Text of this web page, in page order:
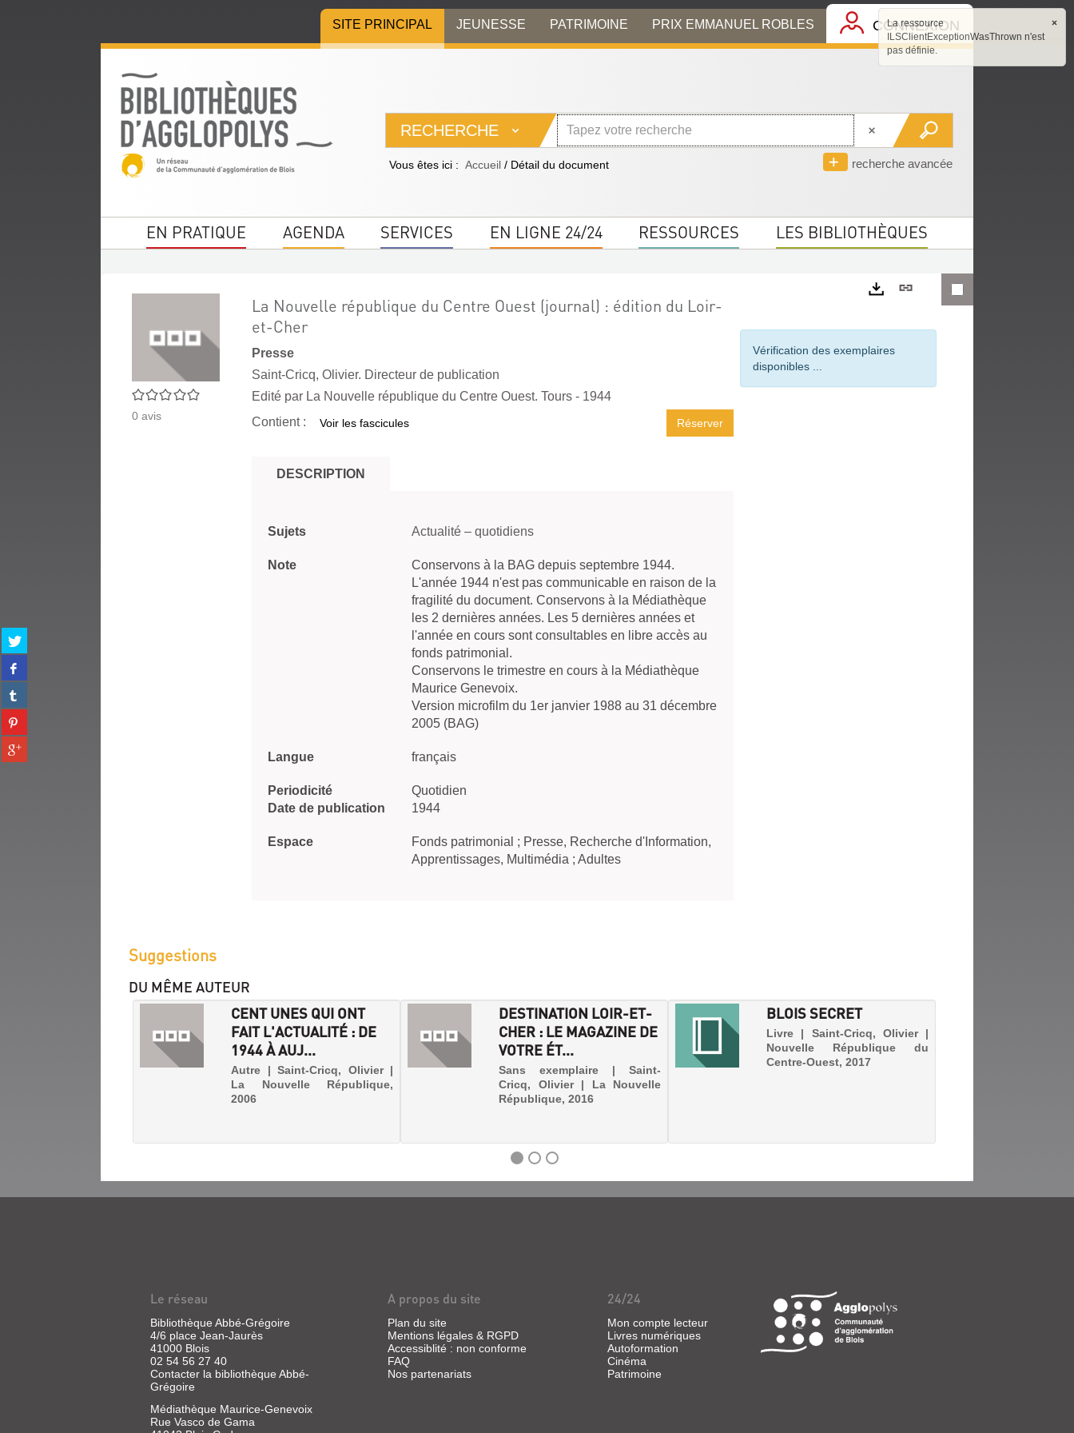
menu
contenu
la
SITE PRINCIPAL JEUNESSE PATRIMOINE PRIX EMMANUEL ROBLES CONNEXION
RECHERCHE
recherche avancée
Vous êtes ici : Accueil / Détail du document
EN PRATIQUE AGENDA SERVICES EN LIGNE 24/24 RESSOURCES LES BIBLIOTHÈQUES
Partager
sur
twitter
(Nouvelle
fenêtre)
Partager
sur
facebook
(Nouvelle
fenêtre)
Partager
sur
tumblr
(Nouvelle
fenêtre)
Partager
sur
pinterest
(Nouvelle
Partager
sur
0/5
0 avis
La Nouvelle république du Centre Ouest (journal) : édition du Loir-
et-Cher
Presse
Saint-Cricq, Olivier. Directeur de publication
Edité par La Nouvelle république du Centre Ouest. Tours - 1944
Réserver
Contient : Voir les fascicules
DESCRIPTION
Sujets Actualité – quotidiens
Note
Conservons à la BAG depuis septembre 1944.
L'année 1944 n'est pas communicable en raison de la
fragilité du document. Conservons à la Médiathèque
les 2 dernières années. Les 5 dernières années et
l'année en cours sont consultables en libre accès au
fonds patrimonial.
Conservons le trimestre en cours à la Médiathèque
Maurice Genevoix.
Version microfilm du 1er janvier 1988 au 31 décembre
2005 (BAG)
Langue français
Periodicité
Quotidien
Date de publication
1944
Espace
Fonds patrimonial ; Presse, Recherche d'Information,
Apprentissages, Multimédia ; Adultes
Lien
Vérification des exemplaires
disponibles ...
Suggestions
DU MÊME AUTEUR
DESTINATION LOIR-ET-
CHER : LE MAGAZINE DE
VOTRE ÉT...
Sans exemplaire | Saint-
Cricq, Olivier | La Nouvelle
République, 2016
BLOIS SECRET
Livre | Saint-Cricq, Olivier |
Nouvelle République du
Centre-Ouest, 2017
CENT UNES QUI ONT
FAIT L'ACTUALITÉ : DE
1944 À AUJ...
Autre | Saint-Cricq, Olivier |
La Nouvelle République,
2006
CHER
LE
MAGAZINE
DE
VOTRE
ÉT...
Sans
Le réseau
Bibliothèque Abbé-Grégoire
4/6 place Jean-Jaurès
41000 Blois
02 54 56 27 40
Contacter la bibliothèque Abbé-
Grégoire
Médiathèque Maurice-Genevoix
Rue Vasco de Gama
A propos du site
Plan du site
Mentions légales & RGPD
Accessiblité : non conforme
FAQ
Nos partenariats
24/24
Mon compte lecteur
Livres numériques
Autoformation
Cinéma
Patrimoine
×
La ressource
ILSClientExceptionWasThrown n'est
pas définie.